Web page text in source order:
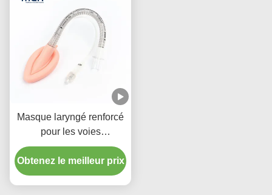
Masque laryngé renforcé
pour les voies
respiratoires avec
manchette en silicone
Obtenez le meilleur prix